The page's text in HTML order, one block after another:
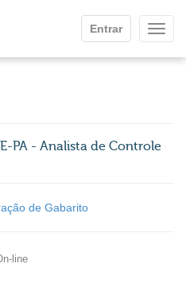
Entrar
PA - Analista de Controle
de Gabarito
line